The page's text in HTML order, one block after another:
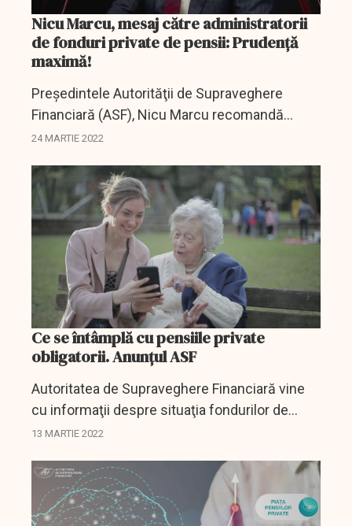
Nicu Marcu, mesaj către administratorii
de fonduri private de pensii: Prudență
maximă!
Preşedintele Autorităţii de Supraveghere
Financiară (ASF), Nicu Marcu recomandă
prutență maxină, într-o declarație susținută joi.
24 MARTIE 2022
Ce se întâmplă cu pensiile private
obligatorii. Anunţul ASF
Autoritatea de Supraveghere Financiară vine
cu informaţii despre situaţia fondurilor de
pensii privat obligatorii.
13 MARTIE 2022